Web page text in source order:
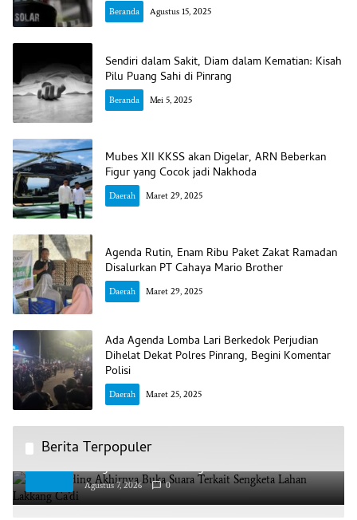
Beranda Agustus 15, 2025
Sendiri dalam Sakit, Diam dalam Kematian: Kisah
Pilu Puang Sahi di Pinrang
Beranda Mei 5, 2025
Mubes XII KKSS akan Digelar, ARN Beberkan
Figur yang Cocok jadi Nakhoda
Daerah Maret 29, 2025
Agenda Rutin, Enam Ribu Paket Zakat Ramadan
Disalurkan PT Cahaya Mario Brother
Daerah Maret 29, 2025
Ada Agenda Lomba Lari Berkedok Perjudian
Dihelat Dekat Polres Pinrang, Begini Komentar
Polisi
Daerah Maret 25, 2025
Berita Terpopuler
1
AAS Building Akhirnya Buka Suara Terkait
Sengketa Lahan Lakkang Ca’di
Agustus 7, 2026 0